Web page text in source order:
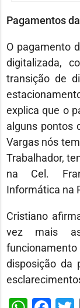
Pagamentos
O pagamento
digitalizada,
transição de
explica que o
alguns pontos
Vargas nós
Trabalhador,
na Cel.
Informática na
Cristiano
vez mais
disposição da